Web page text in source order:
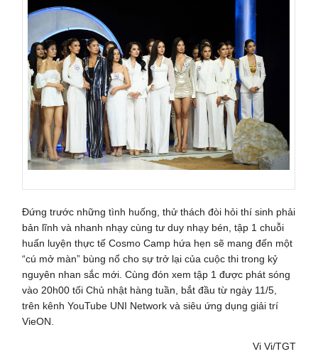
Đứng trước những tình huống, thử thách đòi hỏi thí sinh phải
bản lĩnh và nhanh nhạy cùng tư duy nhạy bén, tập 1 chuỗi
huấn luyện thực tế Cosmo Camp hứa hẹn sẽ mang đến một
“cú mở màn” bùng nổ cho sự trở lại của cuộc thi trong kỷ
nguyên nhan sắc mới. Cùng đón xem tập 1 được phát sóng
vào 20h00 tối Chủ nhật hàng tuần, bắt đầu từ ngày 11/5,
trên kênh YouTube UNI Network và siêu ứng dụng giải trí
VieON.
Vi Vi/TGT